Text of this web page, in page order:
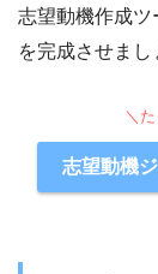
志望動機作成
を完成させまし
＼
志望動機